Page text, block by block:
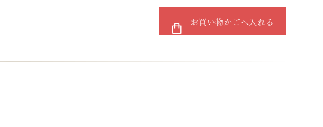
お買い物かごへ入れる